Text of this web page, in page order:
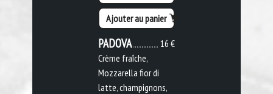
Ajouter au panier
16 €
PADOVA
Crème fraîche,
Mozzarella fior di
latte, champignons,